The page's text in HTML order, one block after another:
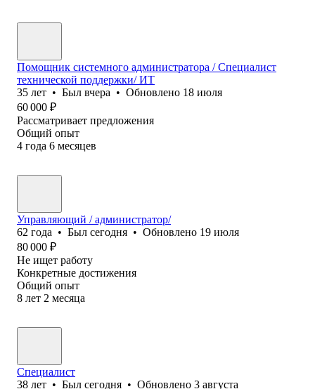
Помощник системного администратора / Специалист
технической поддержки/ ИТ
35 лет • Был вчера • Обновлено 18 июля
60 000 ₽
Рассматривает предложения
Общий опыт
4 года 6 месяцев
Управляющий / администратор/
62 года • Был сегодня • Обновлено 19 июля
80 000 ₽
Не ищет работу
Конкретные достижения
Общий опыт
8 лет 2 месяца
Специалист
38 лет • Был сегодня • Обновлено 3 августа